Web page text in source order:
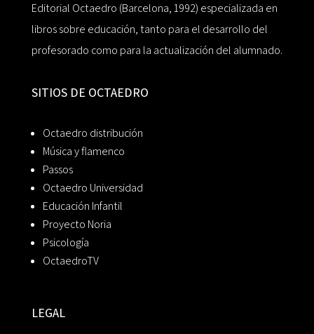
Editorial Octaedro (Barcelona, 1992) especializada en
libros sobre educación, tanto para el desarrollo del
profesorado como para la actualización del alumnado.
SITIOS DE OCTAEDRO
Octaedro distribución
Música y flamenco
Passos
Octaedro Universidad
Educación Infantil
Proyecto Noria
Psicología
OctaedroTV
LEGAL